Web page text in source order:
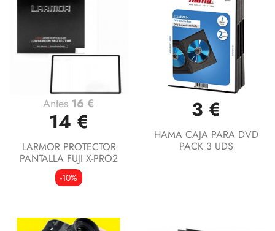
Antes16 €
14 €
LARMOR PROTECTOR
PANTALLA FUJI X-PRO2
-10%
3 €
HAMA CAJA PARA DVD
PACK 3 UDS